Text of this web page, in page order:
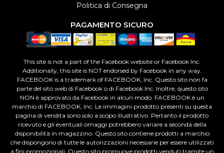
Politica di Consegna
PAGAMENTO SICURO
This site is not a part of the Facebook website or Facebook Inc.
Additionally, this site is NOT endorsed by Facebook in any way.
FACEBOOK is a trademark of FACEBOOK, Inc. Questo sito non fa
parte del sito web di Facebook o di Facebook Inc. Inoltre, questo sito
NON è approvato da Facebook in alcun modo. FACEBOOK è un
marchio di FACEBOOK, Inc. Le immagini prodotto presenti su questa
pagina di vendita sono solo a scopo illustrativo. Pertanto il prodotto
ricevuto e gli eventuali omaggi potrebbero variare a seconda della
disponibilità in magazzino. Questo sito contiene prodotti a marchio
che dispongono di tutte le autorizzazioni necessarie per essere utilizzati
a fini promozionali. Questo sito promuove prodotti venduti tramite un